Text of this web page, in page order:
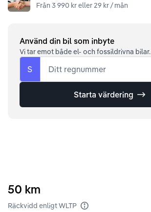
Från 3 990 kr eller 29 kr / mån
Använd din bil som inbyte
Vi tar emot både el- och fossildrivna bilar.
S Ditt regnummer
Starta värdering
50 km
Räckvidd enligt WLTP